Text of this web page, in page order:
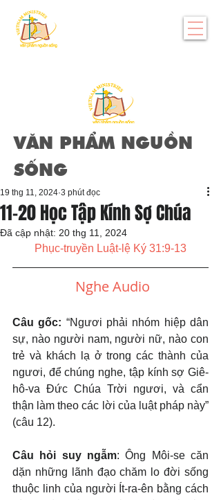
VĂN PHẨM NGUỒN
SỐNG
11-20 Học Tập Kính Sợ Chúa
19 thg 11, 2024 3 phút đọc
Đã cập nhật: 20 thg 11, 2024
Phục-truyền Luật-lệ Ký 31:9-13
Nghe Audio
Câu gốc: “Ngươi phải nhóm hiệp dân
sự, nào người nam, người nữ, nào con
trẻ và khách lạ ở trong các thành của
ngươi, để chúng nghe, tập kính sợ Giê-
hô-va Đức Chúa Trời ngươi, và cẩn
thận làm theo các lời của luật pháp này”
(câu 12).
Câu hỏi suy ngẫm: Ông Môi-se căn
dặn những lãnh đạo chăm lo đời sống
thuộc linh của người Ít-ra-ên bằng cách